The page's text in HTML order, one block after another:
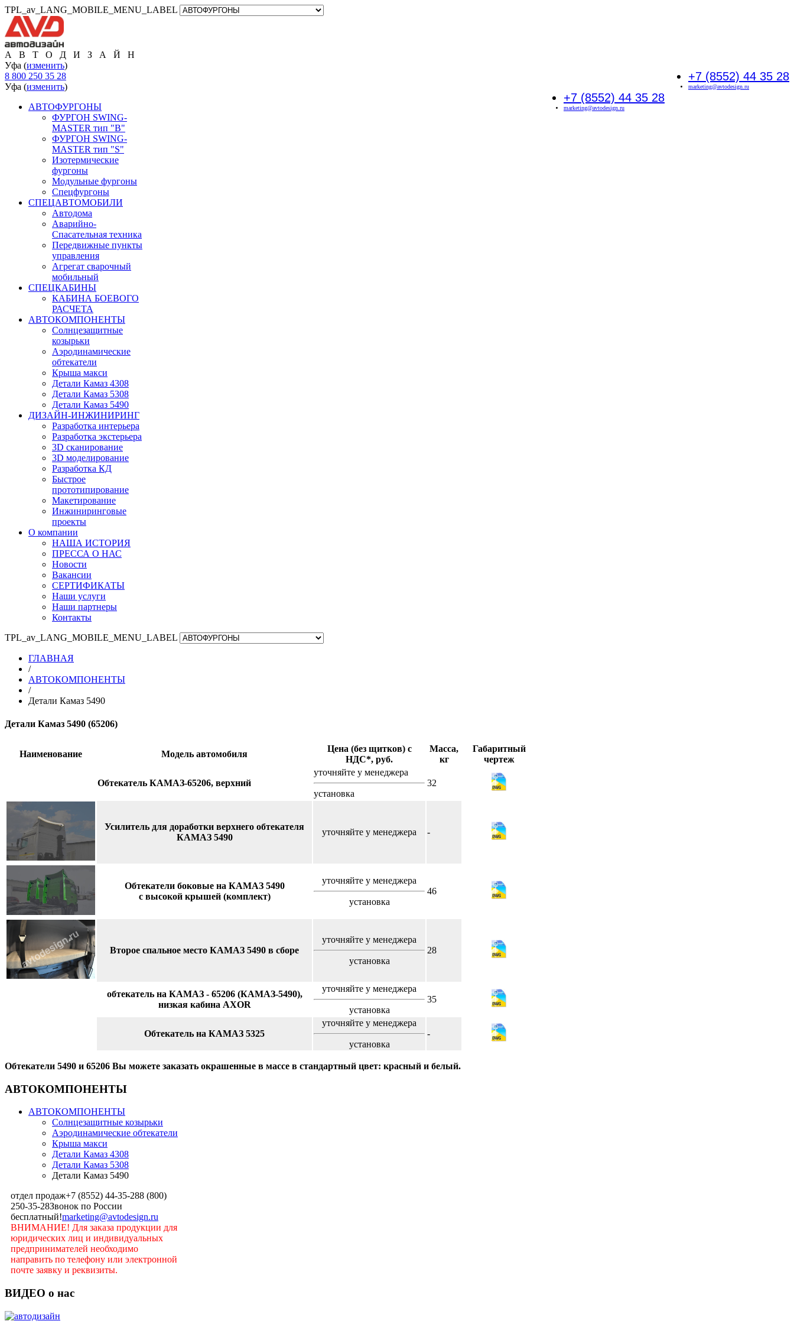
TPL_av_LANG_MOBILE_MENU_LABEL
А В Т О Д И З А Й Н
+7 (8552) 44 35 28
marketing@avtodesign.ru
Уфа (изменить)
8 800 250 35 28
+7 (8552) 44 35 28
marketing@avtodesign.ru
Уфа (изменить)
АВТОФУРГОНЫ
ФУРГОН SWING-
MASTER тип "B"
ФУРГОН SWING-
MASTER тип "S"
Изотермические
фургоны
Модульные фургоны
Спецфургоны
СПЕЦАВТОМОБИЛИ
Автодома
Аварийно-
Спасательная техника
Передвижные пункты
управления
Агрегат сварочный
мобильный
СПЕЦКАБИНЫ
КАБИНА БОЕВОГО
РАСЧЕТА
АВТОКОМПОНЕНТЫ
Солнцезащитные
козырьки
Аэродинамические
обтекатели
Крыша макси
Детали Камаз 4308
Детали Камаз 5308
Детали Камаз 5490
ДИЗАЙН-ИНЖИНИРИНГ
Разработка интерьера
Разработка экстерьера
3D сканирование
3D моделирование
Разработка КД
Быстрое
прототипирование
Макетирование
Инжиниринговые
проекты
О компании
НАША ИСТОРИЯ
ПРЕССА О НАС
Новости
Вакансии
СЕРТИФИКАТЫ
Наши услуги
Наши партнеры
Контакты
TPL_av_LANG_MOBILE_MENU_LABEL
ГЛАВНАЯ
/
АВТОКОМПОНЕНТЫ
/
Детали Камаз 5490
Детали Камаз 5490 (65206)
Наименование Модель автомобиля
Цена (без щитков) с
НДС*, руб.
Масса,
кг
Габаритный
чертеж
Обтекатель КАМАЗ-65206, верхний
уточняйте у менеджера
установка
32
Усилитель для доработки верхнего обтекателя
КАМАЗ 5490
уточняйте у менеджера -
Обтекатели боковые на КАМАЗ 5490
с высокой крышей (комплект)
уточняйте у менеджера
установка
46
Второе спальное место КАМАЗ 5490 в сборе
уточняйте у менеджера
установка
28
обтекатель на КАМАЗ - 65206 (КАМАЗ-5490),
низкая кабина AXOR
уточняйте у менеджера
установка
35
Обтекатель на КАМАЗ 5325
уточняйте у менеджера
установка
-
Обтекатели 5490 и 65206 Вы можете заказать окрашенные в массе в стандартный цвет: красный и белый.
АВТОКОМПОНЕНТЫ
АВТОКОМПОНЕНТЫ
Солнцезащитные козырьки
Аэродинамические обтекатели
Крыша макси
Детали Камаз 4308
Детали Камаз 5308
Детали Камаз 5490
отдел продаж+7 (8552) 44-35-288 (800)
250-35-28Звонок по России
бесплатный!marketing@avtodesign.ru
ВНИМАНИЕ! Для заказа продукции для
юридических лиц и индивидуальных
предпринимателей необходимо
направить по телефону или электронной
почте заявку и реквизиты.
ВИДЕО о нас